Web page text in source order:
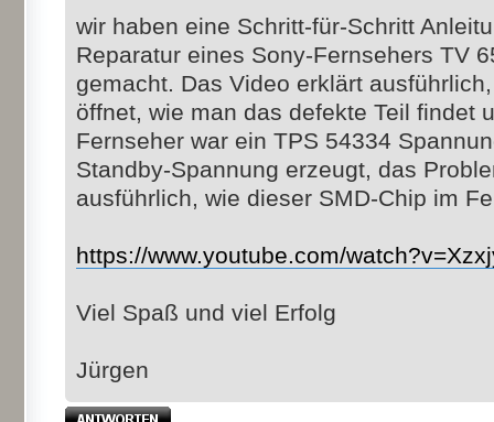
wir haben eine Schritt-für-Schritt
Reparatur eines Sony-Fernsehers TV
gemacht. Das Video erklärt
öffnet, wie man das defekte Teil findet
Fernseher war ein TPS 54334
Standby-Spannung erzeugt, das
ausführlich, wie dieser SMD-Chip im
https://www.youtube.com/
Viel Spaß und viel Erfolg
Jürgen
Antwort erstellen